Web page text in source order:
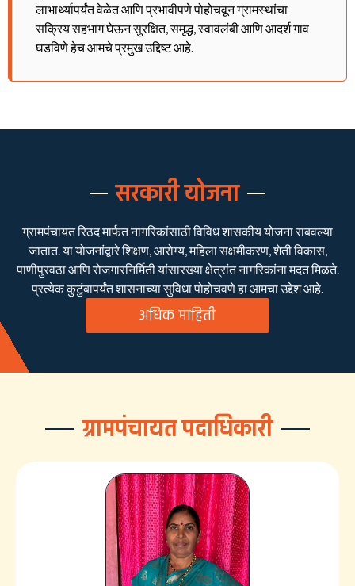
लाभार्थ्यापर्यंत वेळेत आणि प्रभावीपणे पोहोचवून ग्रामस्थांचा
सक्रिय सहभाग घेऊन सुरक्षित, समृद्ध, स्वावलंबी आणि आदर्श गाव
घडविणे हेच आमचे प्रमुख उद्दिष्ट आहे.
सरकारी योजना
ग्रामपंचायत रिठद मार्फत नागरिकांसाठी विविध शासकीय योजना राबवल्या
जातात. या योजनांद्वारे शिक्षण, आरोग्य, महिला सक्षमीकरण, शेती विकास,
पाणीपुरवठा आणि रोजगारनिर्मिती यांसारख्या क्षेत्रांत नागरिकांना मदत मिळते.
प्रत्येक कुटुंबापर्यंत शासनाच्या सुविधा पोहोचवणे हा आमचा उद्देश आहे.
अधिक माहिती
ग्रामपंचायत पदाधिकारी